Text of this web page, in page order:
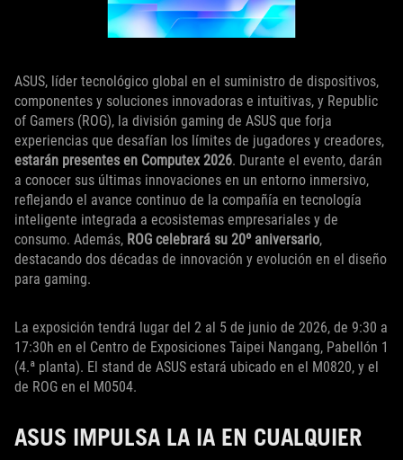
ASUS, líder tecnológico global en el suministro de dispositivos,
componentes y soluciones innovadoras e intuitivas, y Republic
of Gamers (ROG), la división gaming de ASUS que forja
experiencias que desafían los límites de jugadores y creadores,
estarán presentes en Computex 2026. Durante el evento, darán
a conocer sus últimas innovaciones en un entorno inmersivo,
reflejando el avance continuo de la compañía en tecnología
inteligente integrada a ecosistemas empresariales y de
consumo. Además, ROG celebrará su 20º aniversario,
destacando dos décadas de innovación y evolución en el diseño
para gaming.
La exposición tendrá lugar del 2 al 5 de junio de 2026, de 9:30 a
17:30h en el Centro de Exposiciones Taipei Nangang, Pabellón 1
(4.ª planta). El stand de ASUS estará ubicado en el M0820, y el
de ROG en el M0504.
ASUS IMPULSA LA IA EN CUALQUIER